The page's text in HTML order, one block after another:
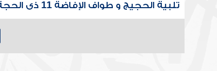
تلبية الحجيج و طواف الإفاضة 11 ذى الحجة 1429ه